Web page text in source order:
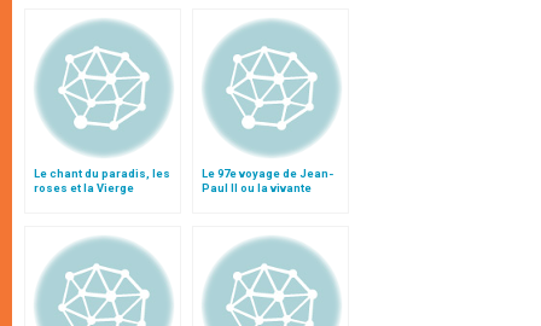
Le chant du paradis, les
roses et la Vierge
Le 97e voyage de Jean-
Paul II ou la vivante